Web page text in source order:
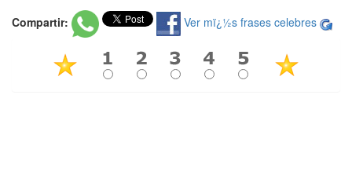
Compartir: Ver mï¿½s frases celebres